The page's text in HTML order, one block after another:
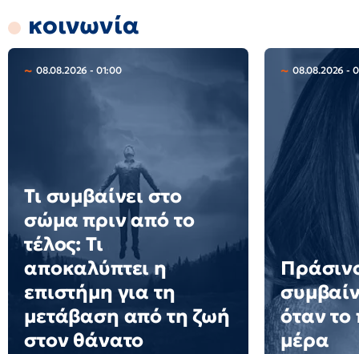
κοινωνία
08.08.2026 - 01:00
Τι συμβαίνει στο
σώμα πριν από το
τέλος: Τι
αποκαλύπτει η
επιστήμη για τη
μετάβαση από τη ζωή
στον θάνατο
08.08.2026 -
όταν το
μέρα